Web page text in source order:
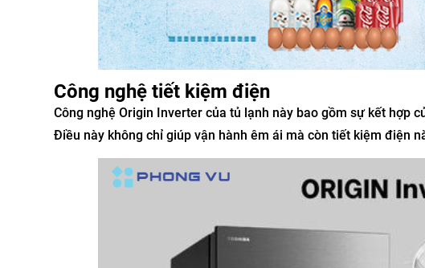
Công nghệ tiết kiệm điện
Công nghệ Origin Inverter của tủ lạnh này bao gồm sự kết hợp
Điều này không chỉ giúp vận hành êm ái mà còn tiết kiệm điện